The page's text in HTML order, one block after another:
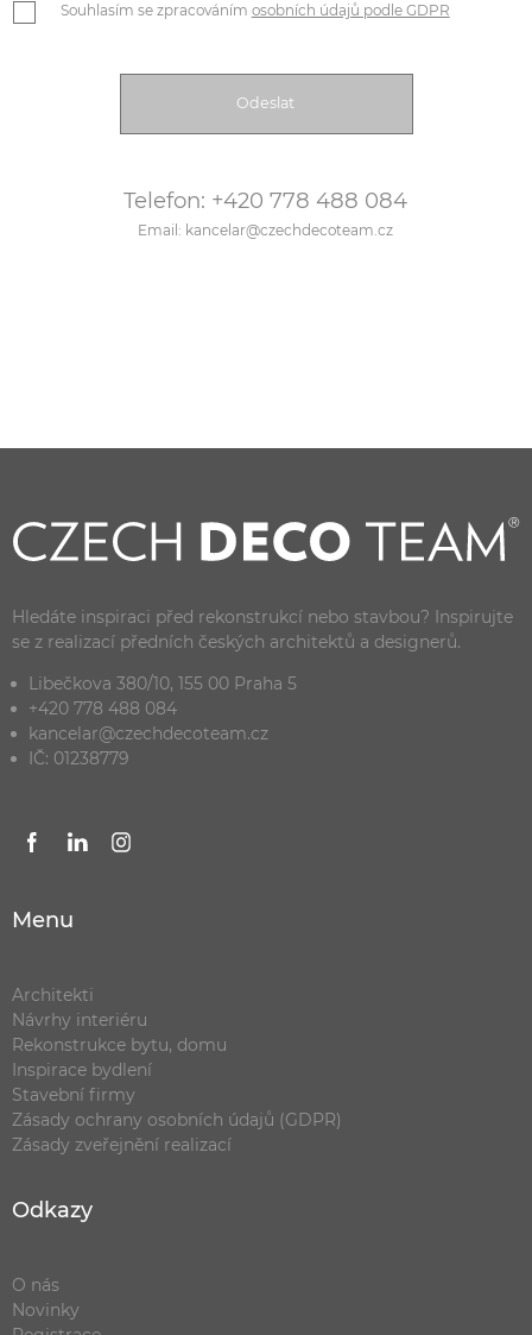
Souhlasím se zpracováním osobních údajů podle GDPR
Telefon: +420 778 488 084
Email: kancelar@czechdecoteam.cz
Hledáte inspiraci před rekonstrukcí nebo stavbou? Inspirujte
se z realizací předních českých architektů a designerů.
Libečkova 380/10, 155 00 Praha 5
+420 778 488 084
kancelar@czechdecoteam.cz
IČ: 01238779
Menu
Architekti
Návrhy interiéru
Rekonstrukce bytu, domu
Inspirace bydlení
Stavební firmy
Zásady ochrany osobních údajů (GDPR)
Zásady zveřejnění realizací
Odkazy
O nás
Novinky